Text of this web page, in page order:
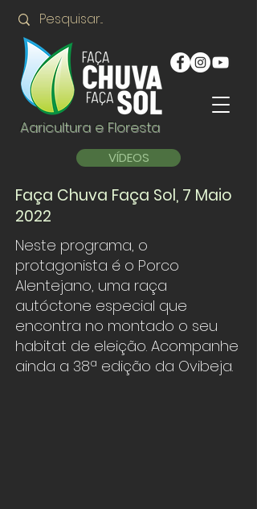
Agricultura e Floresta
VÍDEOS
Faça Chuva Faça Sol, 7 Maio
2022
Neste programa, o
protagonista é o Porco
Alentejano, uma raça
autóctone especial que
encontra no montado o seu
habitat de eleição. Acompanhe
ainda a 38ª edição da Ovibeja.